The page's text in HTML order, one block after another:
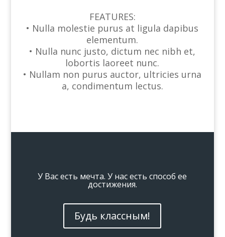
FEATURES:
• Nulla molestie purus at ligula dapibus
elementum.
• Nulla nunc justo, dictum nec nibh et,
lobortis laoreet nunc.
• Nullam non purus auctor, ultricies urna
a, condimentum lectus.
У Вас есть мечта. У нас есть способ ее
достижения.
Будь классным!